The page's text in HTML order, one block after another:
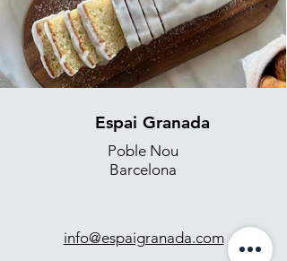
Espai Granada
Poble Nou
Barcelona
info@espaigranada.com